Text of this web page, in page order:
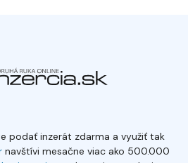
podať inzerát zdarma a využiť tak
navštívi mesačne viac ako 500.000